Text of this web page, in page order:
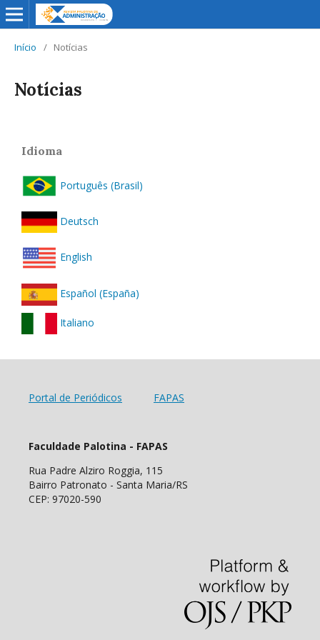
Início / Notícias
Notícias
Idioma
Português (Brasil)
Deutsch
English
Español (España)
Italiano
Portal de Periódicos FAPAS
Faculdade Palotina - FAPAS
Rua Padre Alziro Roggia, 115
Bairro Patronato - Santa Maria/RS
CEP: 97020-590